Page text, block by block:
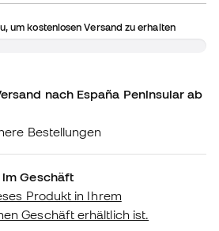
um kostenlosen Versand zu erhalten
nach España Peninsular ab
Bestellungen
Geschäft
Produkt in Ihrem
Geschäft erhältlich ist.